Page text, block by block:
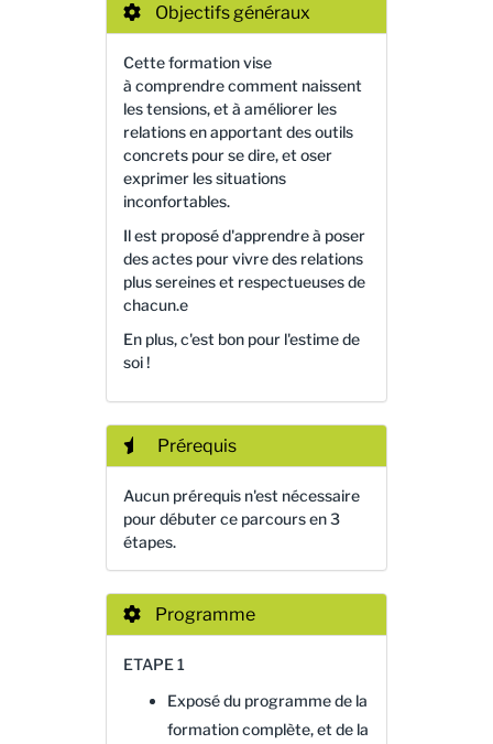
Objectifs généraux
Cette formation vise
à comprendre comment naissent
les tensions, et à améliorer les
relations en apportant des outils
concrets pour se dire, et oser
exprimer les situations
inconfortables.
Il est proposé d'apprendre à poser
des actes pour vivre des relations
plus sereines et respectueuses de
chacun.e
En plus, c'est bon pour l'estime de
soi !
Prérequis
Aucun prérequis n'est nécessaire
pour débuter ce parcours en 3
étapes.
Programme
ETAPE 1
Exposé du programme de la
formation complète, et de la